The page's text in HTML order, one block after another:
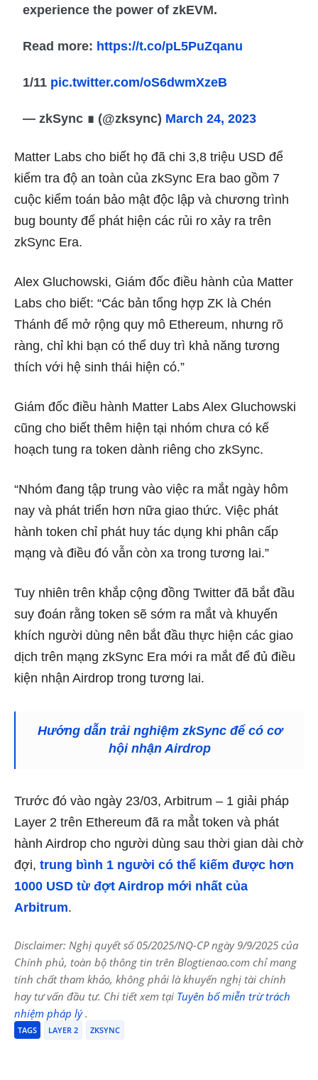
experience the power of zkEVM.
Read more: https://t.co/pL5PuZqanu
1/11 pic.twitter.com/oS6dwmXzeB
— zkSync ∎ (@zksync) March 24, 2023
Matter Labs cho biết họ đã chi 3,8 triệu USD để
kiểm tra độ an toàn của zkSync Era bao gồm 7
cuộc kiểm toán bảo mật độc lập và chương trình
bug bounty để phát hiện các rủi ro xảy ra trên
zkSync Era.
Alex Gluchowski, Giám đốc điều hành của Matter
Labs cho biết: “Các bản tổng hợp ZK là Chén
Thánh để mở rộng quy mô Ethereum, nhưng rõ
ràng, chỉ khi bạn có thể duy trì khả năng tương
thích với hệ sinh thái hiện có.”
Giám đốc điều hành Matter Labs Alex Gluchowski
cũng cho biết thêm hiện tại nhóm chưa có kế
hoạch tung ra token dành riêng cho zkSync.
“Nhóm đang tập trung vào việc ra mắt ngày hôm
nay và phát triển hơn nữa giao thức. Việc phát
hành token chỉ phát huy tác dụng khi phân cấp
mạng và điều đó vẫn còn xa trong tương lai.”
Tuy nhiên trên khắp cộng đồng Twitter đã bắt đầu
suy đoán rằng token sẽ sớm ra mắt và khuyến
khích người dùng nên bắt đầu thực hiện các giao
dịch trên mạng zkSync Era mới ra mắt để đủ điều
kiện nhận Airdrop trong tương lai.
Hướng dẫn trải nghiệm zkSync để có cơ
hội nhận Airdrop
Trước đó vào ngày 23/03, Arbitrum – 1 giải pháp
Layer 2 trên Ethereum đã ra mẳt token và phát
hành Airdrop cho người dùng sau thời gian dài chờ
đợi, trung bình 1 người có thể kiếm được hơn
1000 USD từ đợt Airdrop mới nhất của
Arbitrum.
Disclaimer: Nghị quyết số 05/2025/NQ-CP ngày 9/9/2025 của
Chính phủ, toàn bộ thông tin trên Blogtienao.com chỉ mang
tính chất tham khảo, không phải là khuyến nghị tài chính
hay tư vấn đầu tư. Chi tiết xem tại Tuyên bố miễn trừ trách
nhiệm pháp lý.
TAGS LAYER 2 ZKSYNC